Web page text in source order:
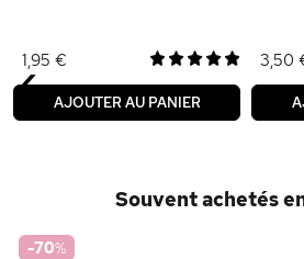
1,95 €
AJOUTER AU PANIER
3,50
‹
Souvent achetés
-70%